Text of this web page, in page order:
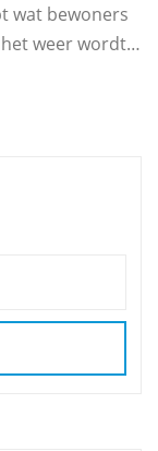
wat bewoners
weer wordt…